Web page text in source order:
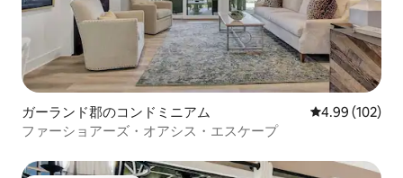
ガーランド郡のコンドミニアム レビュー102
4.99 (102)
ファーショアーズ・オアシス・エスケープ